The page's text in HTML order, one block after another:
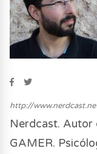
http://
Nerdcast. Autor
GAMER.